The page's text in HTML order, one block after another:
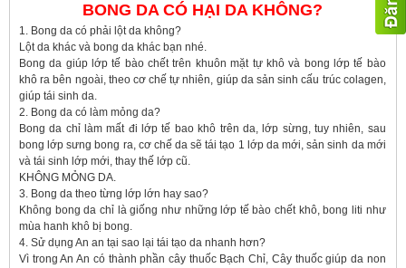
BONG DA CÓ HẠI DA KHÔNG?
1. Bong da có phải lột da không?
Lột da khác và bong da khác bạn nhé.
Bong da giúp lớp tế bào chết trên khuôn mặt tự khô và bong lớp tế bào
khô ra bên ngoài, theo cơ chế tự nhiên, giúp da sản sinh cấu trúc colagen,
giúp tái sinh da.
2. Bong da có làm mỏng da?
Bong da chỉ làm mất đi lớp tế bao khô trên da, lớp sừng, tuy nhiên, sau
bong lớp sưng bong ra, cơ chế da sẽ tái tạo 1 lớp da mới, sản sinh da mới
và tái sinh lớp mới, thay thế lớp cũ.
KHÔNG MỎNG DA.
3. Bong da theo từng lớp lớn hay sao?
Không bong da chỉ là giống như những lớp tế bào chết khô, bong liti như
mùa hanh khô bị bong.
4. Sử dụng An an tại sao lại tái tạo da nhanh hơn?
Vì trong An An có thành phần cây thuốc Bạch Chỉ, Cây thuốc giúp da non